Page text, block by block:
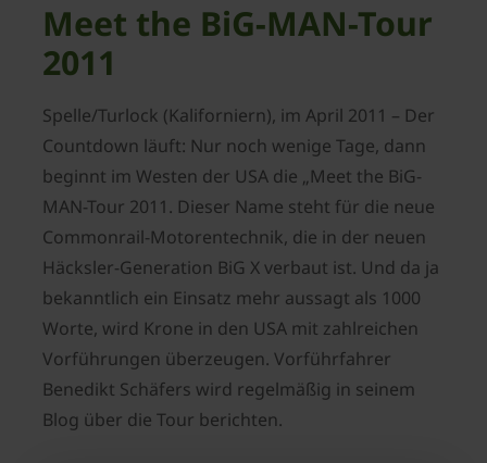
Meet the BiG-MAN-Tour
2011
Spelle/Turlock (Kaliforniern), im April 2011 – Der
Countdown läuft: Nur noch wenige Tage, dann
beginnt im Westen der USA die „Meet the BiG-
MAN-Tour 2011. Dieser Name steht für die neue
Commonrail-Motorentechnik, die in der neuen
Häcksler-Generation BiG X verbaut ist. Und da ja
bekanntlich ein Einsatz mehr aussagt als 1000
Worte, wird Krone in den USA mit zahlreichen
Vorführungen überzeugen. Vorführfahrer
Benedikt Schäfers wird regelmäßig in seinem
Blog über die Tour berichten.